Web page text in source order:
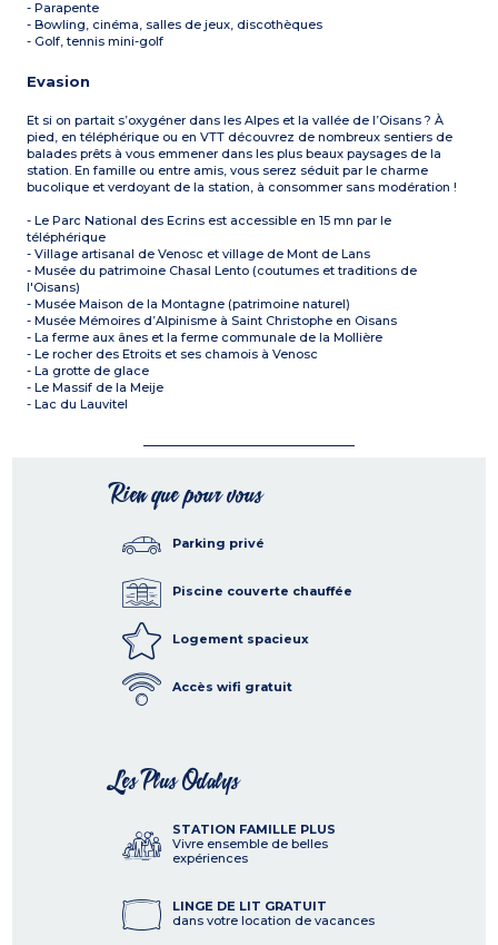
- Parapente
- Bowling, cinéma, salles de jeux, discothèques
- Golf, tennis mini-golf
Evasion
Et si on partait s’oxygéner dans les Alpes et la vallée de l’Oisans ? À
pied, en téléphérique ou en VTT découvrez de nombreux sentiers de
balades prêts à vous emmener dans les plus beaux paysages de la
station. En famille ou entre amis, vous serez séduit par le charme
bucolique et verdoyant de la station, à consommer sans modération !
- Le Parc National des Ecrins est accessible en 15 mn par le
téléphérique
- Village artisanal de Venosc et village de Mont de Lans
- Musée du patrimoine Chasal Lento (coutumes et traditions de
l'Oisans)
- Musée Maison de la Montagne (patrimoine naturel)
- Musée Mémoires d’Alpinisme à Saint Christophe en Oisans
- La ferme aux ânes et la ferme communale de la Mollière
- Le rocher des Etroits et ses chamois à Venosc
- La grotte de glace
- Le Massif de la Meije
- Lac du Lauvitel
Rien que pour vous
Parking privé
Piscine couverte chauffée
Logement spacieux
Accès wifi gratuit
Les Plus Odalys
STATION FAMILLE PLUS
Vivre ensemble de belles
expériences
LINGE DE LIT GRATUIT
dans votre location de vacances